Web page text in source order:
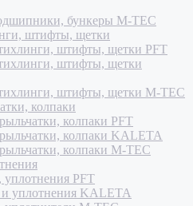
бункеры M-TEC
штифты, щетки
штифты, щетки PFT
штифты, щетки
штифты, щетки M-TEC
колпаки
колпаки PFT
колпаки KALETA
колпаки M-TEC
уплотнения PFT
уплотнения KALETA